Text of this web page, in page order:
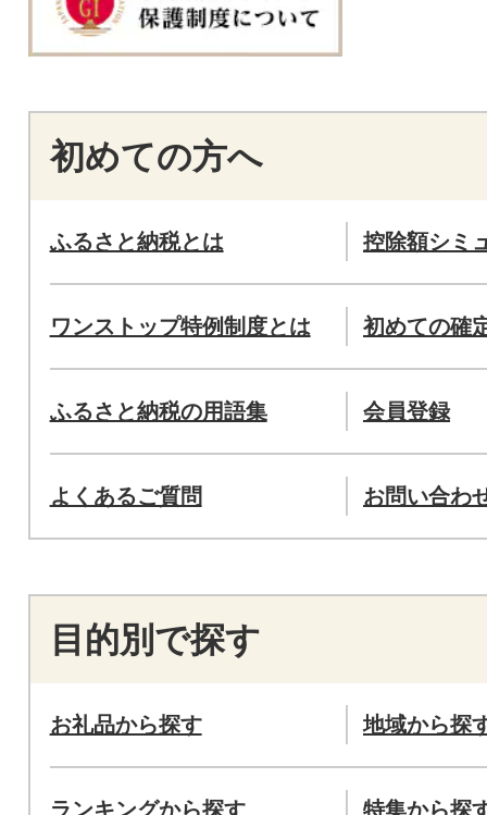
初めての方へ
ふるさと納税とは 控除額シミ
ワンストップ特例制度とは 初めての確
ふるさと納税の用語集 会員登録
よくあるご質問 お問い合わ
目的別で探す
お礼品から探す 地域から探
ランキングから探す 特集から探